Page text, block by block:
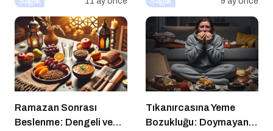
Ramazan Sonrası
Beslenme: Dengeli ve
Tıkanırcasına Yeme
Bozukluğu: Doymayan